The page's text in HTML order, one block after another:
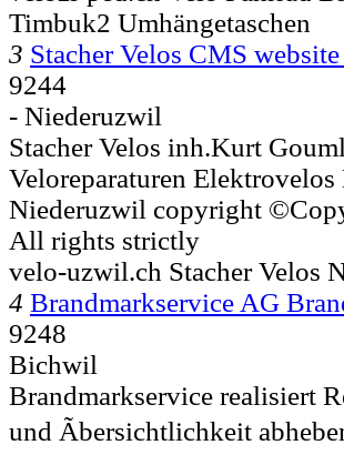
Timbuk2 Umhängetaschen
3 Stacher Velos CMS website
9244
- Niederuzwil
Stacher Velos inh.Kurt
Veloreparaturen
Niederuzwil copyright
All rights strictly
velo-uzwil.ch Stacher Velos
4 Brandmarkservice AG
9248
Bichwil
Brandmarkservice realisiert
und Ãbersichtlichkeit